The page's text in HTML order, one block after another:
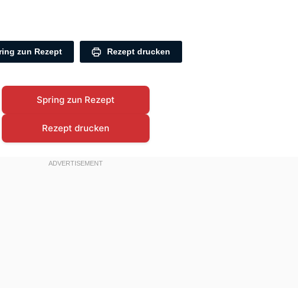
zun Rezept Rezept drucken
Spring zun Rezept
Rezept drucken